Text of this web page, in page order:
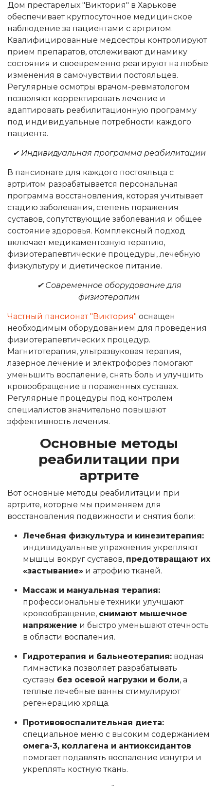
Дом престарелых "Виктория" в Харькове
обеспечивает круглосуточное медицинское
наблюдение за пациентами с артритом.
Квалифицированные медсестры контролируют
прием препаратов, отслеживают динамику
состояния и своевременно реагируют на любые
изменения в самочувствии постояльцев.
Регулярные осмотры врачом-ревматологом
позволяют корректировать лечение и
адаптировать реабилитационную программу
под индивидуальные потребности каждого
пациента.
✔ Индивидуальная программа реабилитации
В пансионате для каждого постояльца с
артритом разрабатывается персональная
программа восстановления, которая учитывает
стадию заболевания, степень поражения
суставов, сопутствующие заболевания и общее
состояние здоровья. Комплексный подход
включает медикаментозную терапию,
физиотерапевтические процедуры, лечебную
физкультуру и диетическое питание.
✔ Современное оборудование для
физиотерапии
Частный пансионат "Виктория" оснащен
необходимым оборудованием для проведения
физиотерапевтических процедур.
Магнитотерапия, ультразвуковая терапия,
лазерное лечение и электрофорез помогают
уменьшить воспаление, снять боль и улучшить
кровообращение в пораженных суставах.
Регулярные процедуры под контролем
специалистов значительно повышают
эффективность лечения.
Основные методы
реабилитации при
артрите
Вот основные методы реабилитации при
артрите, которые мы применяем для
восстановления подвижности и снятия боли:
Лечебная физкультура и кинезитерапия:
индивидуальные упражнения укрепляют
мышцы вокруг суставов, предотвращают их
«застывание» и атрофию тканей.
Массаж и мануальная терапия:
профессиональные техники улучшают
кровообращение, снимают мышечное
напряжение и быстро уменьшают отечность
в области воспаления.
Гидротерапия и бальнеотерапия: водная
гимнастика позволяет разрабатывать
суставы без осевой нагрузки и боли, а
теплые лечебные ванны стимулируют
регенерацию хряща.
Противовоспалительная диета:
специальное меню с высоким содержанием
омега-3, коллагена и антиоксидантов
помогает подавлять воспаление изнутри и
укреплять костную ткань.